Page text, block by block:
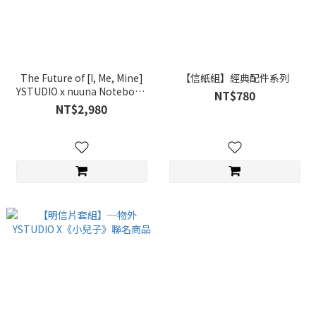
The Future of [I, Me, Mine]
YSTUDIO x nuuna Notebook
Set
NT$2,980
【信紙組】經典配件系列
NT$780